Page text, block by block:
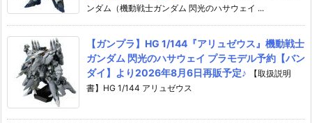
ンダム（機動戦士ガンダム 閃光のハサウェイ ...
【ガンプラ】HG 1/144『アリュゼウス』機動戦士
ガンダム 閃光のハサウェイ プラモデル予約【バン
ダイ】より2026年8月6日再販予定♪
【取扱説明
書】HG 1/144 アリュゼウス